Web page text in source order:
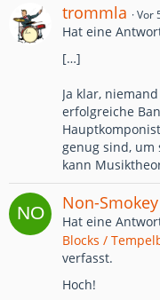
trommla Vor
Hat eine
[…]
Ja klar,
erfolgreiche
genug sind, um
kann
Non-Smokey
Hat eine
Blocks /
verfasst.
Hoch!